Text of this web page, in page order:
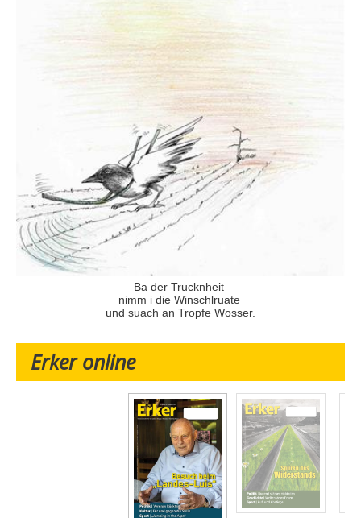
Ba der Trucknheit
nimm i die Winschlruate
und suach an Tropfe Wosser.
Erker online